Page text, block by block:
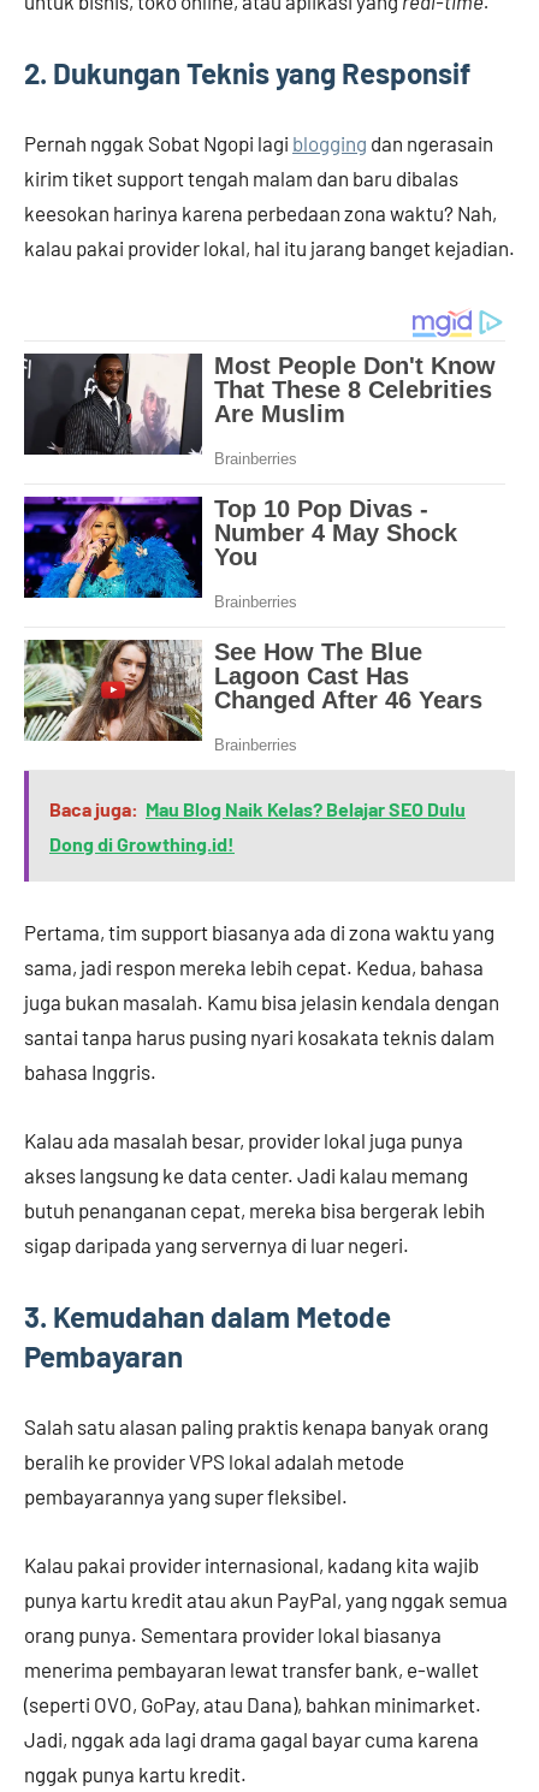
2. Dukungan Teknis yang Responsif
Pernah nggak Sobat Ngopi lagi blogging dan ngerasain
kirim tiket support tengah malam dan baru dibalas
keesokan harinya karena perbedaan zona waktu? Nah,
kalau pakai provider lokal, hal itu jarang banget kejadian.
Baca juga: Mau Blog Naik Kelas? Belajar SEO Dulu
Dong di Growthing.id!
Pertama, tim support biasanya ada di zona waktu yang
sama, jadi respon mereka lebih cepat. Kedua, bahasa
juga bukan masalah. Kamu bisa jelasin kendala dengan
santai tanpa harus pusing nyari kosakata teknis dalam
bahasa Inggris.
Kalau ada masalah besar, provider lokal juga punya
akses langsung ke data center. Jadi kalau memang
butuh penanganan cepat, mereka bisa bergerak lebih
sigap daripada yang servernya di luar negeri.
3. Kemudahan dalam Metode
Pembayaran
Salah satu alasan paling praktis kenapa banyak orang
beralih ke provider VPS lokal adalah metode
pembayarannya yang super fleksibel.
Kalau pakai provider internasional, kadang kita wajib
punya kartu kredit atau akun PayPal, yang nggak semua
orang punya. Sementara provider lokal biasanya
menerima pembayaran lewat transfer bank, e-wallet
(seperti OVO, GoPay, atau Dana), bahkan minimarket.
Jadi, nggak ada lagi drama gagal bayar cuma karena
nggak punya kartu kredit.